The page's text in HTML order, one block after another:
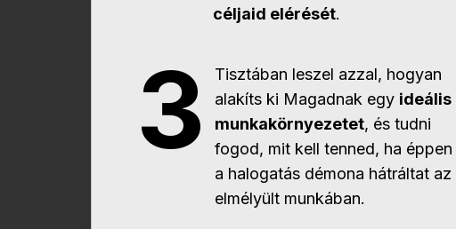
céljaid elérését.
3
Tisztában leszel azzal, hogyan
alakíts ki Magadnak egy ideális
munkakörnyezetet, és tudni
fogod, mit kell tenned, ha éppen
a halogatás démona hátráltat az
elmélyült munkában.